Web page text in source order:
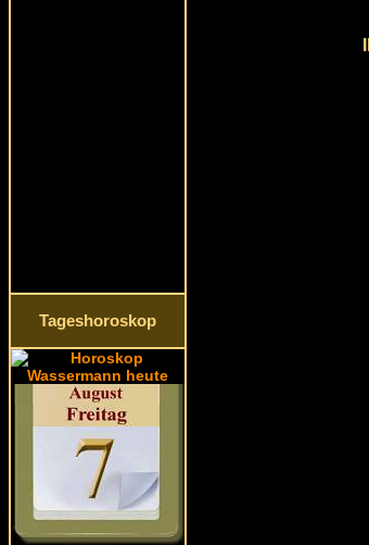
Tageshoroskop